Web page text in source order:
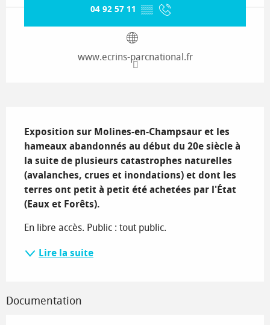
04 92 57 11 ▒▒
www.ecrins-parcnational.fr
Exposition sur Molines-en-Champsaur et les
hameaux abandonnés au début du 20e siècle à
la suite de plusieurs catastrophes naturelles
(avalanches, crues et inondations) et dont les
terres ont petit à petit été achetées par l'État
(Eaux et Forêts).
En libre accès. Public : tout public.
Lire la suite
Documentation